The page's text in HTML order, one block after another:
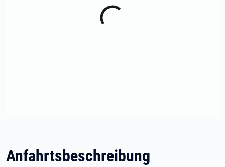
Anfahrtsbeschreibung